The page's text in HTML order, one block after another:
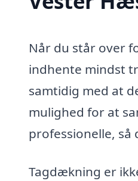
Når du står over
indhente mindst
samtidig med at
mulighed for at
professionelle,
Tagdækning er